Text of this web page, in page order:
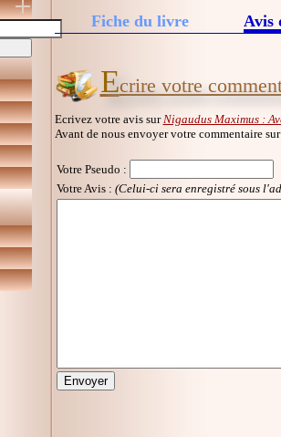
Fiche du livre Avis
Ecrire votre
Ecrivez votre avis sur Nigaudus Maximus :
Avant de nous envoyer votre commentaire
Votre Pseudo :
Votre Avis : (Celui-ci sera enregistré sous